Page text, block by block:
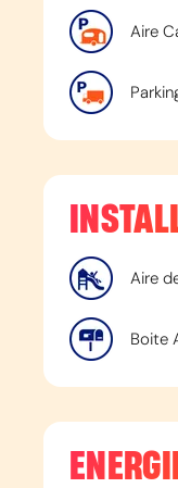
Aire
Aire
Boite